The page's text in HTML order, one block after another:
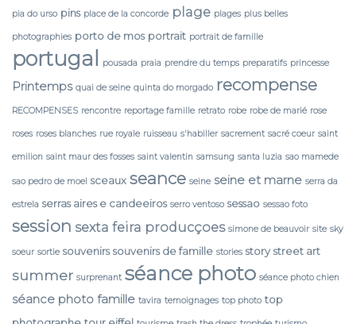
pia do urso pins place de la concorde plage plages plus belles
photographies porto de mos portrait portrait de famille
portugal pousada praia prendre du temps preparatifs princesse
Printemps quai de seine quinta do morgado recompense
RECOMPENSES rencontre reportage famille retrato robe robe de marié rose
roses roses blanches rue royale ruisseau s'habiller sacrement sacré coeur saint
emilion saint maur des fosses saint valentin samsung santa luzia sao mamede
sao pedro de moel sceaux seance seine seine et marne serra da
estrela serras aires e candeeiros serro ventoso sessao sessao foto
session sexta feira producçoes simone de beauvoir site sky
soeur sortie souvenirs souvenirs de famille stories story street art
summer surprenant séance photo séance photo chien
séance photo famille tavira temoignages top photo top